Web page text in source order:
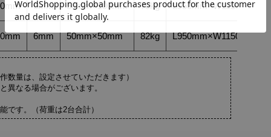
6mm 50mm×100mm 70kg
6mm 50mm×50mm 82kg
量は、設定させていただきます）
なる場合がございます。
す。（荷重は2台合計）